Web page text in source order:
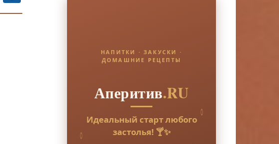
НАПИТКИ · ЗАКУСКИ ·
ДОМАШНИЕ РЕЦЕПТЫ
Аперитив.RU
Идеальный старт любого
застолья! 🍸✨